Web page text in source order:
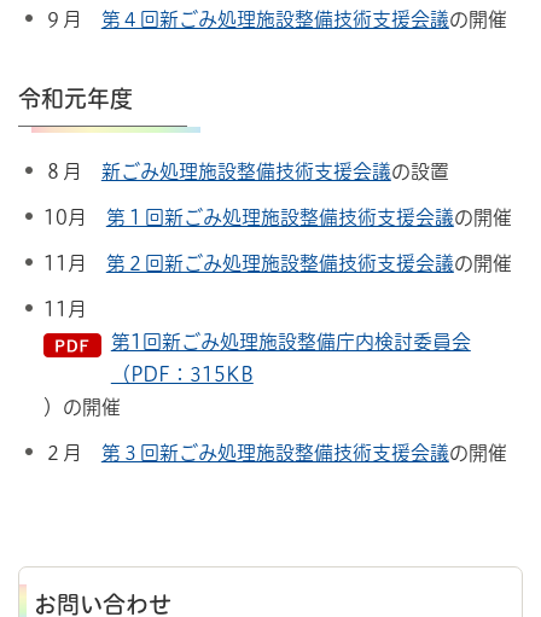
９月 第４回新ごみ処理施設整備技術支援会議の開催
令和元年度
８月 新ごみ処理施設整備技術支援会議の設置
10月 第１回新ごみ処理施設整備技術支援会議の開催
11月 第２回新ごみ処理施設整備技術支援会議の開催
11月
第1回新ごみ処理施設整備庁内検討委員会
（PDF：315KB
）の開催
２月 第３回新ごみ処理施設整備技術支援会議の開催
お問い合わせ